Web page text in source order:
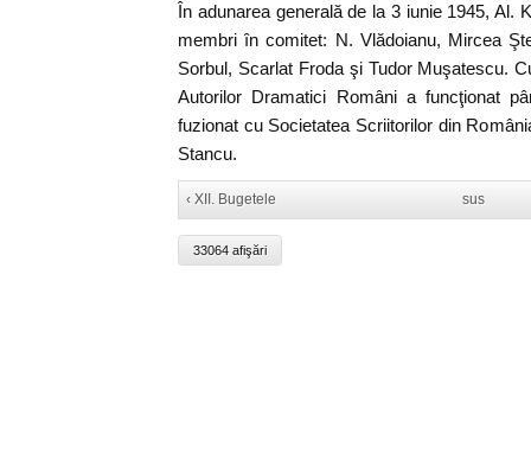
În adunarea generală de la 3 iunie 1945, Al.
membri în comitet: N. Vlădoianu, Mircea
Sorbul, Scarlat Froda şi Tudor Muşatescu.
Autorilor Dramatici Români a funcţionat
fuzionat cu Societatea Scriitorilor din
Stancu.
‹ XII. Bugetele sus
33064 afişări